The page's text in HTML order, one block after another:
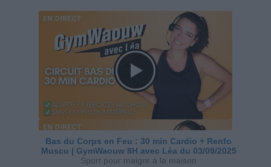
Bas du Corps en Feu : 30 min Cardio + Renfo
Muscu | GymWaouw 8H avec Léa du 03/09/2025
Sport pour maigrir à la maison